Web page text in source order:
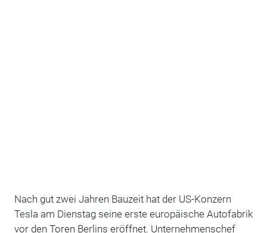
Nach gut zwei Jahren Bauzeit hat der US-Konzern
Tesla am Dienstag seine erste europäische Autofabrik
vor den Toren Berlins eröffnet. Unternehmenschef